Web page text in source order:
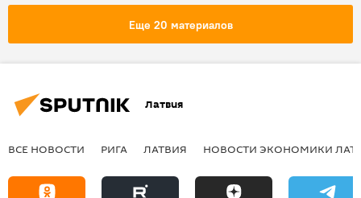
Еще 20 материалов
Латвия
ВСЕ НОВОСТИ РИГА ЛАТВИЯ НОВОСТИ ЭКОНОМИКИ